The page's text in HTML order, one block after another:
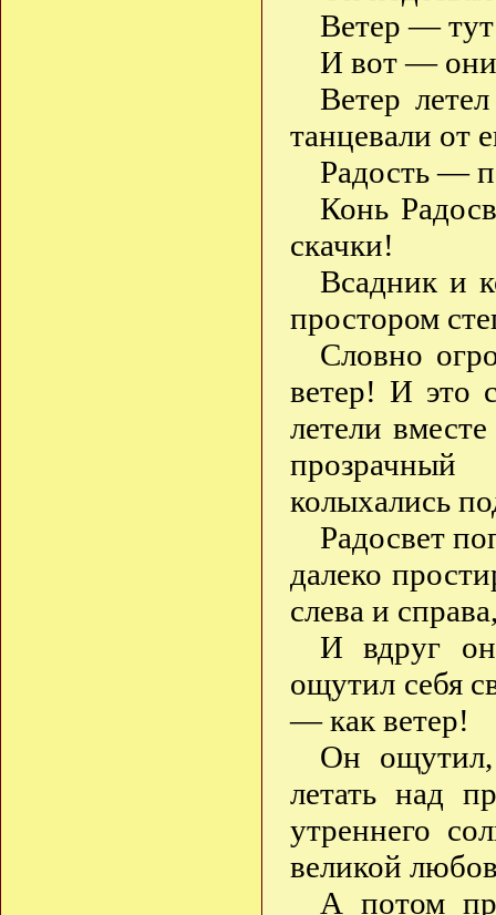
Ветер —
И вот — они
Ветер
танцевали от
Радость —
Конь
скачки!
Всадник и
простором
Словно
ветер! И это
летели
колыхались
Радосвет
далеко
слева и
И вдруг
ощутил себя
— как ветер!
Он
летать над
утреннего
великой
А потом